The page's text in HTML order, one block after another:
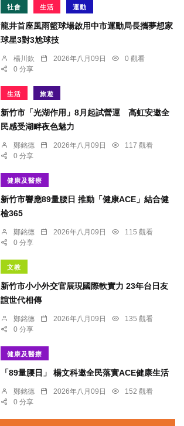
社會 生活 運動
龍井首座風雨籃球場啟用中市運動局長攜夢想家
球星3對3尬球技
楊川欽 2026年八月09日
0 觀看
0 分享
生活 旅遊
新竹市「光湖作用」8月起試營運 高虹安邀全
民感受湖畔夜色魅力
鄭銘德 2026年八月09日
117 觀看
0 分享
健康及醫療
新竹市響應89量腰日 推動「健康ACE」結合健
檢365
鄭銘德 2026年八月09日
115 觀看
0 分享
文教
新竹市小小外交官展現國際軟實力 23年台日友
誼世代相傳
鄭銘德 2026年八月09日
135 觀看
0 分享
健康及醫療
「89量腰日」 楊文科邀全民落實ACE健康生活
鄭銘德 2026年八月09日
152 觀看
0 分享